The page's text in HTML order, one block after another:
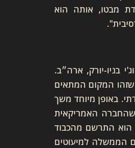
מבטו, אותה הוא
פרבהוג'י בניו-יורק, ארה״ב.
המקום המתאים
דתי. באופן מיוחד משך
שהחברה האמריקאית
הוא התרשם מהכבוד
הממשלה למיעוטים